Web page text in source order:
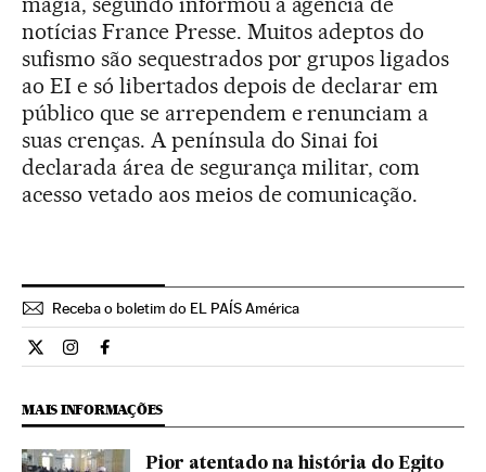
notícias France Presse. Muitos adeptos do
sufismo são sequestrados por grupos ligados
ao EI e só libertados depois de declarar em
público que se arrependem e renunciam a
suas crenças. A península do Sinai foi
declarada área de segurança militar, com
acesso vetado aos meios de comunicação.
Receba o boletim do EL PAÍS América
Internacional El País Brasil en Twitter
Internacional El País Brasil en Instagram
Internacional El País Brasil en Facebook
MAIS INFORMAÇÕES
Pior atentado na história do Egito